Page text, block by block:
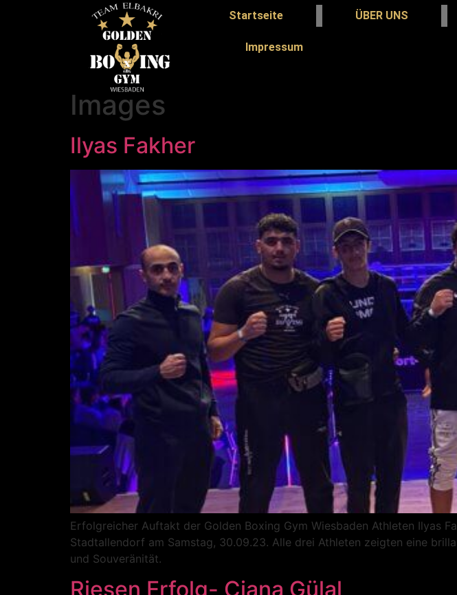
Startseite ÜBER UNS
Impressum
Images
Ilyas Fakher
Erfolgreicher Auftakt der Golden Boxing Gym Wiesbaden Athleten Ilyas
Stadtallendorf am Samstag, 30.09.23. Alle drei Athleten zeigten eine
und Souveränität.
Riesen Erfolg- Ciana Gülal